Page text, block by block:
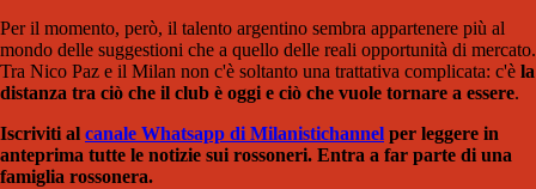
Per il momento, però, il talento argentino sembra appartenere più al
mondo delle suggestioni che a quello delle reali opportunità di mercato.
Tra Nico Paz e il Milan non c'è soltanto una trattativa complicata: c'è la
distanza tra ciò che il club è oggi e ciò che vuole tornare a essere.
Iscriviti al canale Whatsapp di Milanistichannel per leggere in
anteprima tutte le notizie sui rossoneri. Entra a far parte di una
famiglia rossonera.